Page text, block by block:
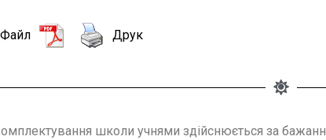
Файл Друк
школи учнями здійснюється за